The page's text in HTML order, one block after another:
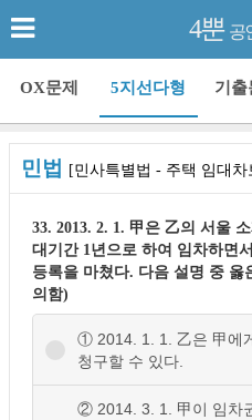
4뿐 공
OX문제 5지선다형 기출
민법 [민사특별법 - 주택 임대차
33. 2013. 2. 1. 甲은 乙의 서울
대기간 1년으로 하여 임차하면
등록을 마쳤다. 다음 설명 중 옳
의함)
① 2014. 1. 1. 乙은 甲에
청구할 수 있다.
② 2014. 3. 1. 甲이 임차